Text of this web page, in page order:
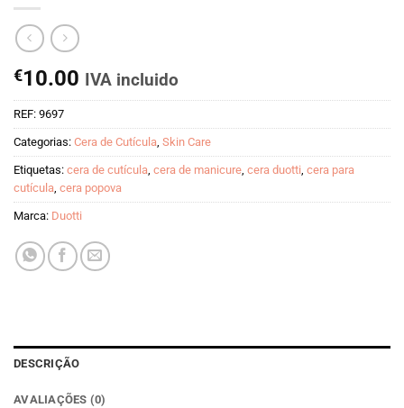
€10.00 IVA incluido
REF: 9697
Categorias: Cera de Cutícula Skin Care
Etiquetas: cera de cutícula cera de manicure cera duotti cera para
cutícula cera popova
Marca: Duotti
DESCRIÇÃO
AVALIAÇÕES (0)